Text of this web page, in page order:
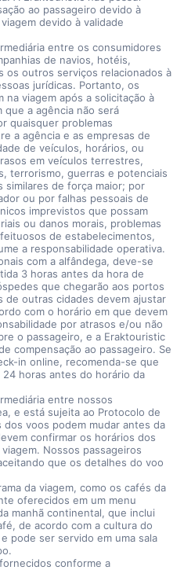
ao passageiro devido à
devido à validade
entre os consumidores
de navios, hotéis,
os outros serviços relacionados à
jurídicas. Portanto, os
viagem após a solicitação à
a agência não será
quaisquer problemas
a agência e as empresas de
de veículos, horários, ou
em veículos terrestres,
terrorismo, guerras e potenciais
similares de força maior; por
ou por falhas pessoais de
imprevistos que possam
ou danos morais, problemas
de estabelecimentos,
a responsabilidade operativa.
com a alfândega, deve-se
3 horas antes da hora de
que chegarão aos portos
outras cidades devem ajustar
com o horário em que devem
por atrasos e/ou não
o passageiro, e a Eraktouristic
compensação ao passageiro. Se
in online, recomenda-se que
horas antes do horário da
entre nossos
e está sujeita ao Protocolo de
dos voos podem mudar antes da
confirmar os horários dos
Nossos passageiros
que os detalhes do voo
da viagem, como os cafés da
oferecidos em um menu
manhã continental, que inclui
de acordo com a cultura do
pode ser servido em uma sala
conforme a